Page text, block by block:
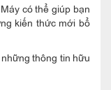
có thể giúp bạn
kiến thức mới bổ
thông tin hữu